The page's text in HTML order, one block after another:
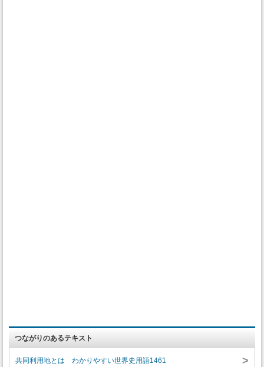
つながりのあるテキスト
共同利用地とは わかりやすい世界史用語1461 >